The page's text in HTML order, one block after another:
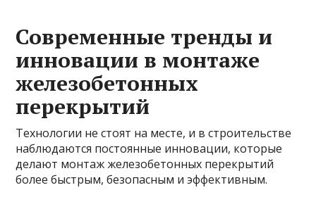
Современные тренды и
инновации в монтаже
железобетонных
перекрытий
Технологии не стоят на месте, и в строительстве
наблюдаются постоянные инновации, которые
делают монтаж железобетонных перекрытий
более быстрым, безопасным и эффективным.